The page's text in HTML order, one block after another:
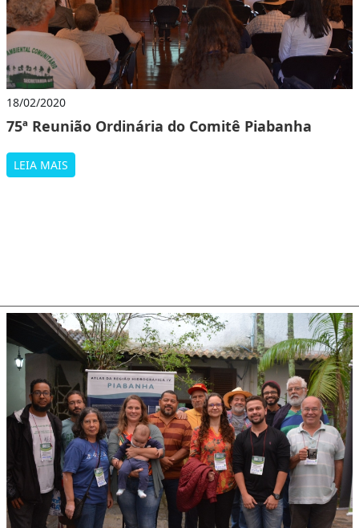
18/02/2020
75ª Reunião Ordinária do Comitê Piabanha
LEIA MAIS